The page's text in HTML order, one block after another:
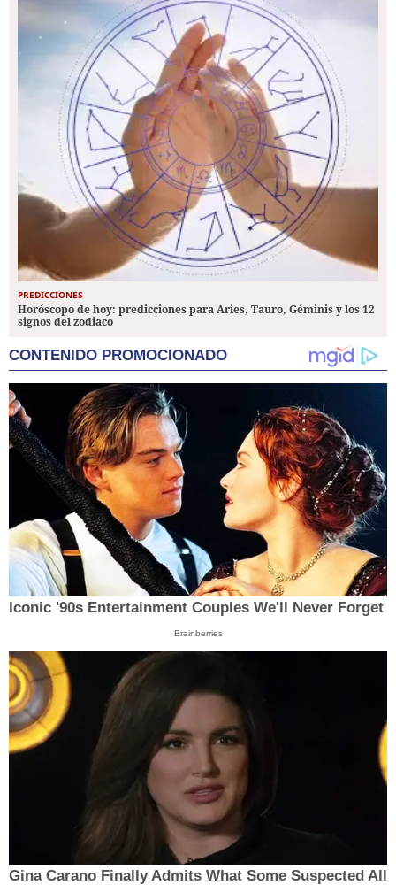
PREDICCIONES
Horóscopo de hoy: predicciones para Aries, Tauro, Géminis y los 12
signos del zodiaco
CONTENIDO PROMOCIONADO
Iconic '90s Entertainment Couples We'll Never Forget
Brainberries
Gina Carano Finally Admits What Some Suspected All